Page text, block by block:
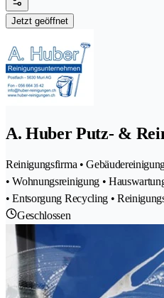
Jetzt geöffnet
A. Huber Putz- &
Reinigungsfirma •
• Wohnungsreinigung •
• Entsorgung Recycling •
Geschlossen